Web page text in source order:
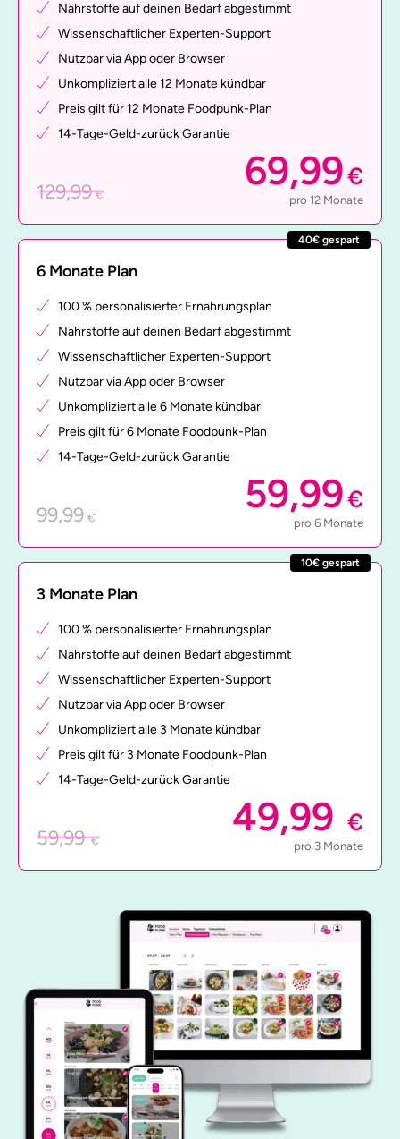
Nährstoffe auf deinen Bedarf abgestimmt
Wissenschaftlicher Experten-Support
Nutzbar via App oder Browser
Unkompliziert alle 12 Monate kündbar
Preis gilt für 12 Monate Foodpunk-Plan
14-Tage-Geld-zurück Garantie
129,99 € 69,99€
pro 12 Monate
6 Monate Plan
100 % personalisierter Ernährungsplan
Nährstoffe auf deinen Bedarf abgestimmt
Wissenschaftlicher Experten-Support
Nutzbar via App oder Browser
Unkompliziert alle 6 Monate kündbar
Preis gilt für 6 Monate Foodpunk-Plan
14-Tage-Geld-zurück Garantie
99,99 € 59,99€
pro 6 Monate
40€ gespart
3 Monate Plan
100 % personalisierter Ernährungsplan
Nährstoffe auf deinen Bedarf abgestimmt
Wissenschaftlicher Experten-Support
Nutzbar via App oder Browser
Unkompliziert alle 3 Monate kündbar
Preis gilt für 3 Monate Foodpunk-Plan
14-Tage-Geld-zurück Garantie
59,99 € 49,99 €
pro 3 Monate
10€ gespart